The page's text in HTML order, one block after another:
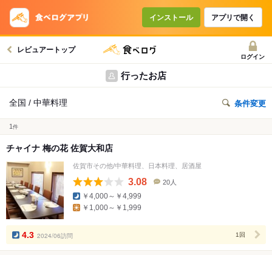
インストール アプリで開く
レビュアートップ
ログイン
行ったお店
全国 / 中華料理 条件変更
1 件
チャイナ 梅の花 佐賀大和店
佐賀市その他/中華料理、日本料理、居酒屋
3.08
数
20人
￥4,000～￥4,999
￥1,000～￥1,999
4.3 2024/06訪問 1回